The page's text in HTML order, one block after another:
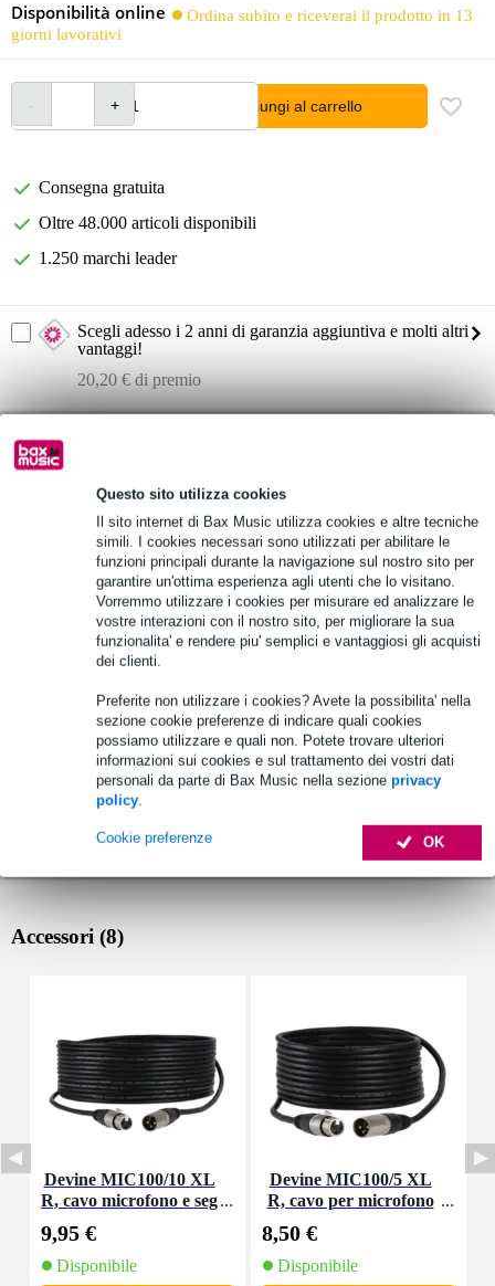
Questo sito utilizza cookies
Il sito internet di Bax Music utilizza cookies e altre tecniche
simili. I cookies necessari sono utilizzati per abilitare le
funzioni principali durante la navigazione sul nostro sito per
garantire un'ottima esperienza agli utenti che lo visitano.
Vorremmo utilizzare i cookies per misurare ed analizzare le
vostre interazioni con il nostro sito, per migliorare la sua
funzionalita' e rendere piu' semplici e vantaggiosi gli acquisti
dei clienti.
Preferite non utilizzare i cookies? Avete la possibilita' nella
sezione cookie preferenze di indicare quali cookies
possiamo utilizzare e quali non. Potete trovare ulteriori
informazioni sui cookies e sul trattamento dei vostri dati
personali da parte di Bax Music nella sezione privacy
policy.
OK
Cookie preferenze
Disponibilità online
Ordina subito e riceverai il prodotto in 13
giorni lavorativi
Aggiungi al carrello
Consegna gratuita
Oltre 48.000 articoli disponibili
1.250 marchi leader
Scegli adesso i 2 anni di garanzia aggiuntiva e molti altri
vantaggi!
20,20 € di premio
Informazioni sul prodotto
altoparlante passivo fullrange
dimensioni: 305 x 494 x 300 mm
peso: 13,7 kg
Specifiche complete
Vedi anche (1)
Accessori (8)
Devine MIC100/10 XL
R, cavo microfono e seg
9,95 €
Disponibile
Devine MIC100/5 XL
R, cavo per microfono
8,50 €
Disponibile